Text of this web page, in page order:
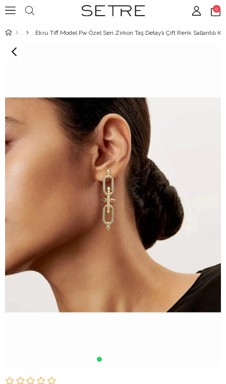
0
Ekru Tiff Model Pw Özel Seri Zirkon Taş Detaylı Çift Renk Sallantılı